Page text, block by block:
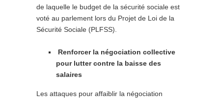
de laquelle le budget de la sécurité sociale est
voté au parlement lors du Projet de Loi de la
Sécurité Sociale (PLFSS).
Renforcer la négociation collective
pour lutter contre la baisse des
salaires
Les attaques pour affaiblir la négociation